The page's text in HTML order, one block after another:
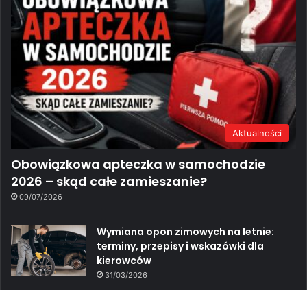
Aktualności
Obowiązkowa apteczka w samochodzie
2026 – skąd całe zamieszanie?
09/07/2026
Wymiana opon zimowych na letnie:
terminy, przepisy i wskazówki dla
kierowców
31/03/2026